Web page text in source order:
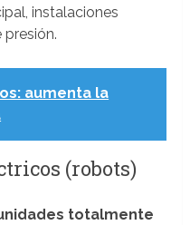
instalaciones
aumenta la
(robots)
totalmente